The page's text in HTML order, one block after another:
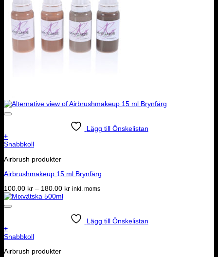
Lägg till Önskelistan
+
Den
produkten
flera
De
olika
alternativen
på
produktsidan
Snabbkoll
Airbrush produkter
Airbrushmakeup 15 ml Brynfärg
100.00 kr – 180.00 krPrisintervall:
inkl. moms
Lägg till Önskelistan
+
Snabbkoll
Airbrush produkter